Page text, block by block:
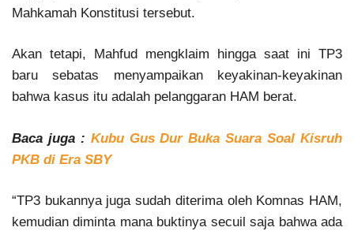
Mahkamah Konstitusi tersebut.
Akan tetapi, Mahfud mengklaim hingga saat ini TP3
baru sebatas menyampaikan keyakinan-keyakinan
bahwa kasus itu adalah pelanggaran HAM berat.
Baca juga : Kubu Gus Dur Buka Suara Soal Kisruh
PKB di Era SBY
“TP3 bukannya juga sudah diterima oleh Komnas HAM,
kemudian diminta mana buktinya secuil saja bahwa ada